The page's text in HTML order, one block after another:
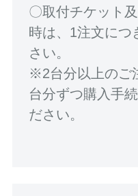
〇取付チケット
時は、1注文につ
さい。
※2台分以上のご
台分ずつ購入手
ださい。